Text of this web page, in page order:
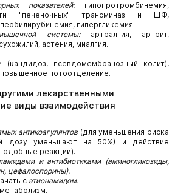
показателей:гипопротромбинемия,
"печеночных" трансминаз и ЩФ,
гипергликемия.
системы: артралгия, артрит,
астения, миалгия.
(кандидоз, псевдомембранозный колит),
потоотделение.
лекарственными
виды взаимодействия
антикоагулянтов (для уменьшения риска
дозу уменьшают на 50%) и действие
реакции).
и антибиотиками (аминогликозиды,
цефалоспорины).
с этионамидом.